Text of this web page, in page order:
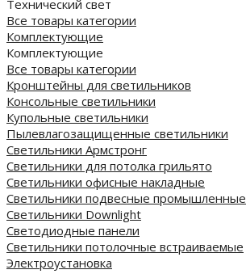
Технический свет
Все товары категории
Комплектующие
Комплектующие
Все товары категории
Кронштейны для светильников
Консольные светильники
Купольные светильники
Пылевлагозащищенные светильники
Светильники Армстронг
Светильники для потолка грильято
Светильники офисные накладные
Светильники подвесные промышленные
Светильники Downlight
Светодиодные панели
Cветильники потолочные встраиваемые
Электроустановка